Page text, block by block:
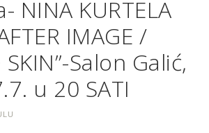
NINA KURTELA
IMAGE /
Salon Galić,
u 20 SATI